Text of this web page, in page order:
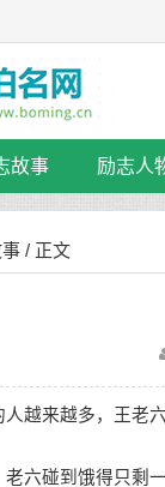
故事 励志人
/ 正文
来越多，王老六
碰到饿得只剩一